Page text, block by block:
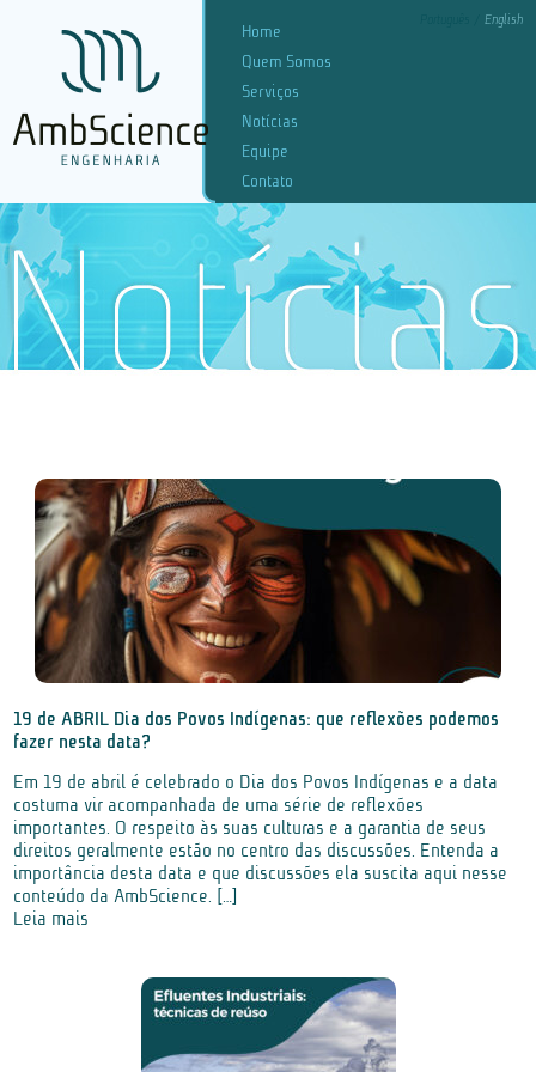
English
Home
Quem Somos
Serviços
Notícias
Equipe
Contato
19 de ABRIL Dia dos Povos Indígenas: que reflexões podemos
fazer nesta data?
Em 19 de abril é celebrado o Dia dos Povos Indígenas e a data
costuma vir acompanhada de uma série de reflexões
importantes. O respeito às suas culturas e a garantia de seus
direitos geralmente estão no centro das discussões. Entenda a
importância desta data e que discussões ela suscita aqui nesse
conteúdo da AmbScience. […]
Leia mais